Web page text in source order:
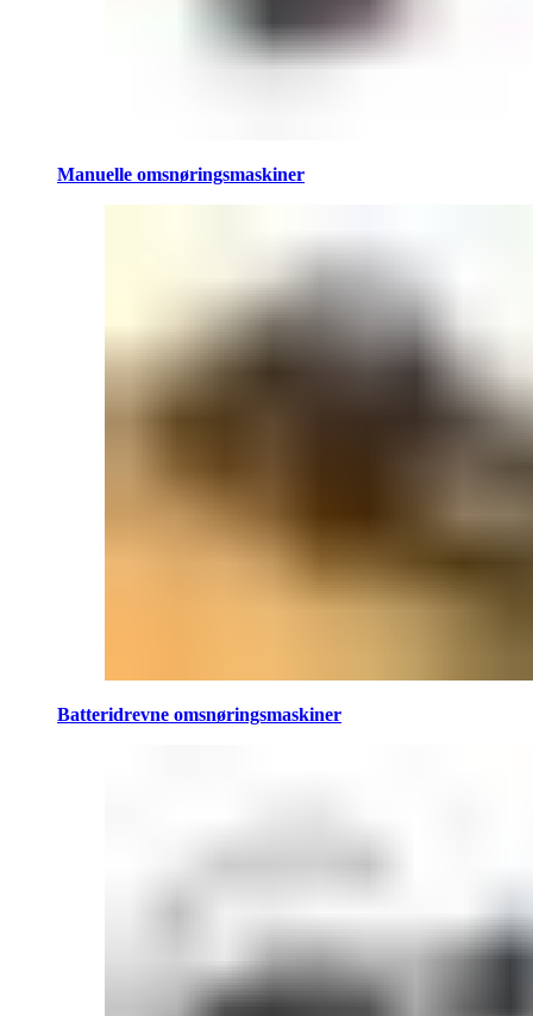
Manuelle omsnøringsmaskiner
Batteridrevne omsnøringsmaskiner